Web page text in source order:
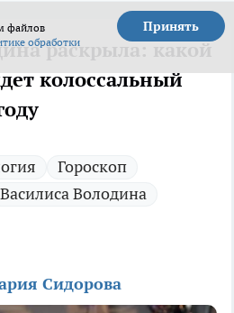
файлов
обработки
Принять
раскрыла: какой
колоссальный
Гороскоп
Василиса Володина
Сидорова